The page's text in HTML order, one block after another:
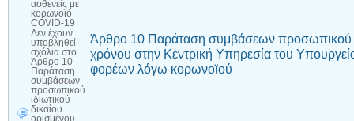
ασθενείς με
κορωνοϊό
COVID-19
Δεν έχουν
υποβληθεί
σχόλια στο
Άρθρο 10
Παράταση
συμβάσεων
προσωπικού
ιδιωτικού
δικαίου
ορισμένου
Άρθρο 10 Παράταση συμβάσεων προσωπικού
χρόνου στην Κεντρική Υπηρεσία του
φορέων λόγω κορωνοϊού